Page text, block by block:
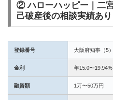
② ハローハッピー｜二
己破産後の相談実績あり
登録番号 大阪府知事（5
金利 年15.0〜19.94%
融資額 1万〜50万円